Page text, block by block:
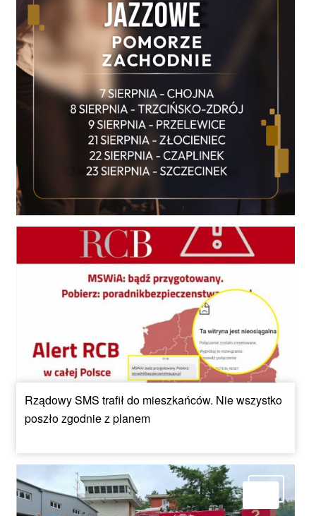
Rządowy SMS trafił do mieszkańców. Nie wszystko
poszło zgodnie z planem